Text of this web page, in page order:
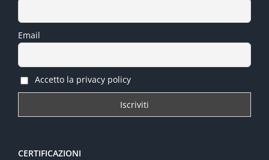
Email
Accetto la privacy policy
CERTIFICAZIONI